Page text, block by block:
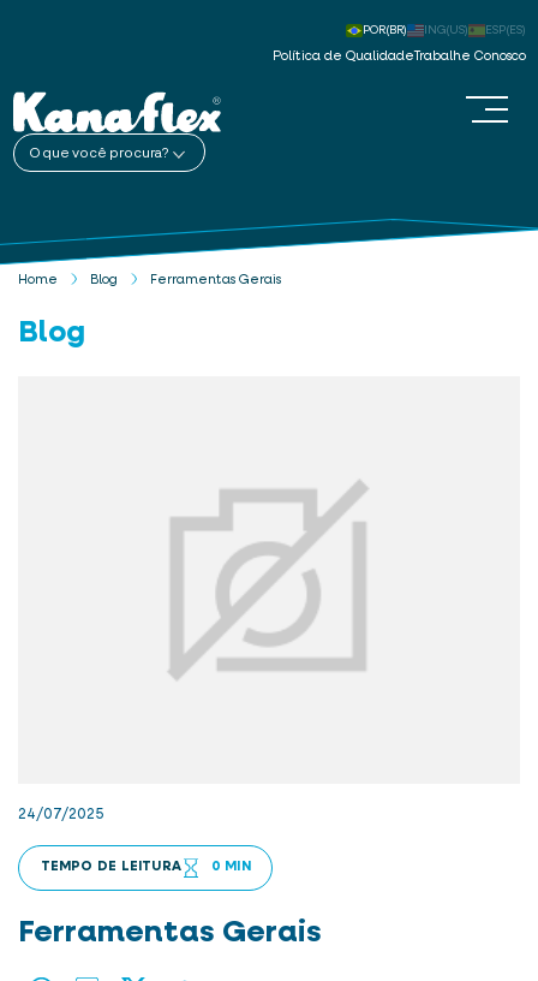
Política de Qualidade Trabalhe Conosco
POR(BR) ING(US) ESP(ES)
O que você procura?
Home Blog Ferramentas Gerais
Blog
24/07/2025
TEMPO DE LEITURA 0 MIN
Ferramentas Gerais